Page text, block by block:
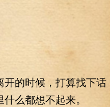
的时候，打算找下话
么都想不起来。